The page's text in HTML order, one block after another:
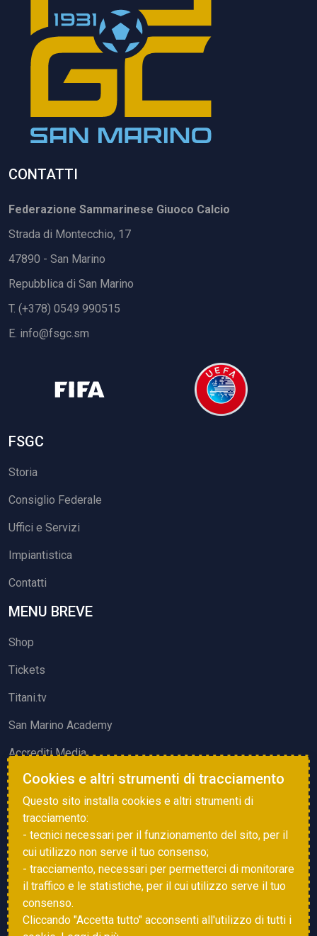
CONTATTI
Federazione Sammarinese Giuoco Calcio
Strada di Montecchio, 17
47890 - San Marino
Repubblica di San Marino
T. (+378) 0549 990515
E. info@fsgc.sm
FSGC
Storia
Consiglio Federale
Uffici e Servizi
Impiantistica
Contatti
MENU BREVE
Shop
Tickets
Titani.tv
San Marino Academy
Accrediti Media
ATTIVITÀ ED EVENTI
Squadre di Calcio
Associazione Sammarinese Arbitri
Vota gol e parata
Cookies e altri strumenti di tracciamento
Questo sito installa cookies e altri strumenti di
tracciamento:
- tecnici necessari per il funzionamento del sito, per il
cui utilizzo non serve il tuo consenso;
- tracciamento, necessari per permetterci di monitorare
il traffico e le statistiche, per il cui utilizzo serve il tuo
consenso.
Cliccando "Accetta tutto" acconsenti all'utilizzo di tutti i